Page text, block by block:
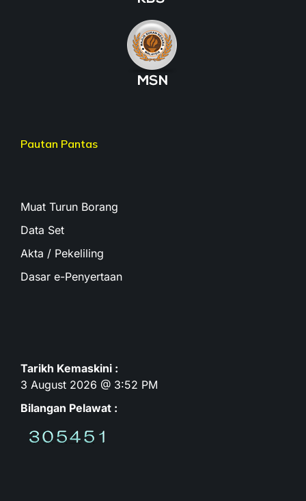
Pautan Pantas
Muat Turun Borang
Data Set
Akta / Pekeliling
Dasar e-Penyertaan
Tarikh Kemaskini :
3 August 2026 @ 3:52 PM
Bilangan Pelawat :